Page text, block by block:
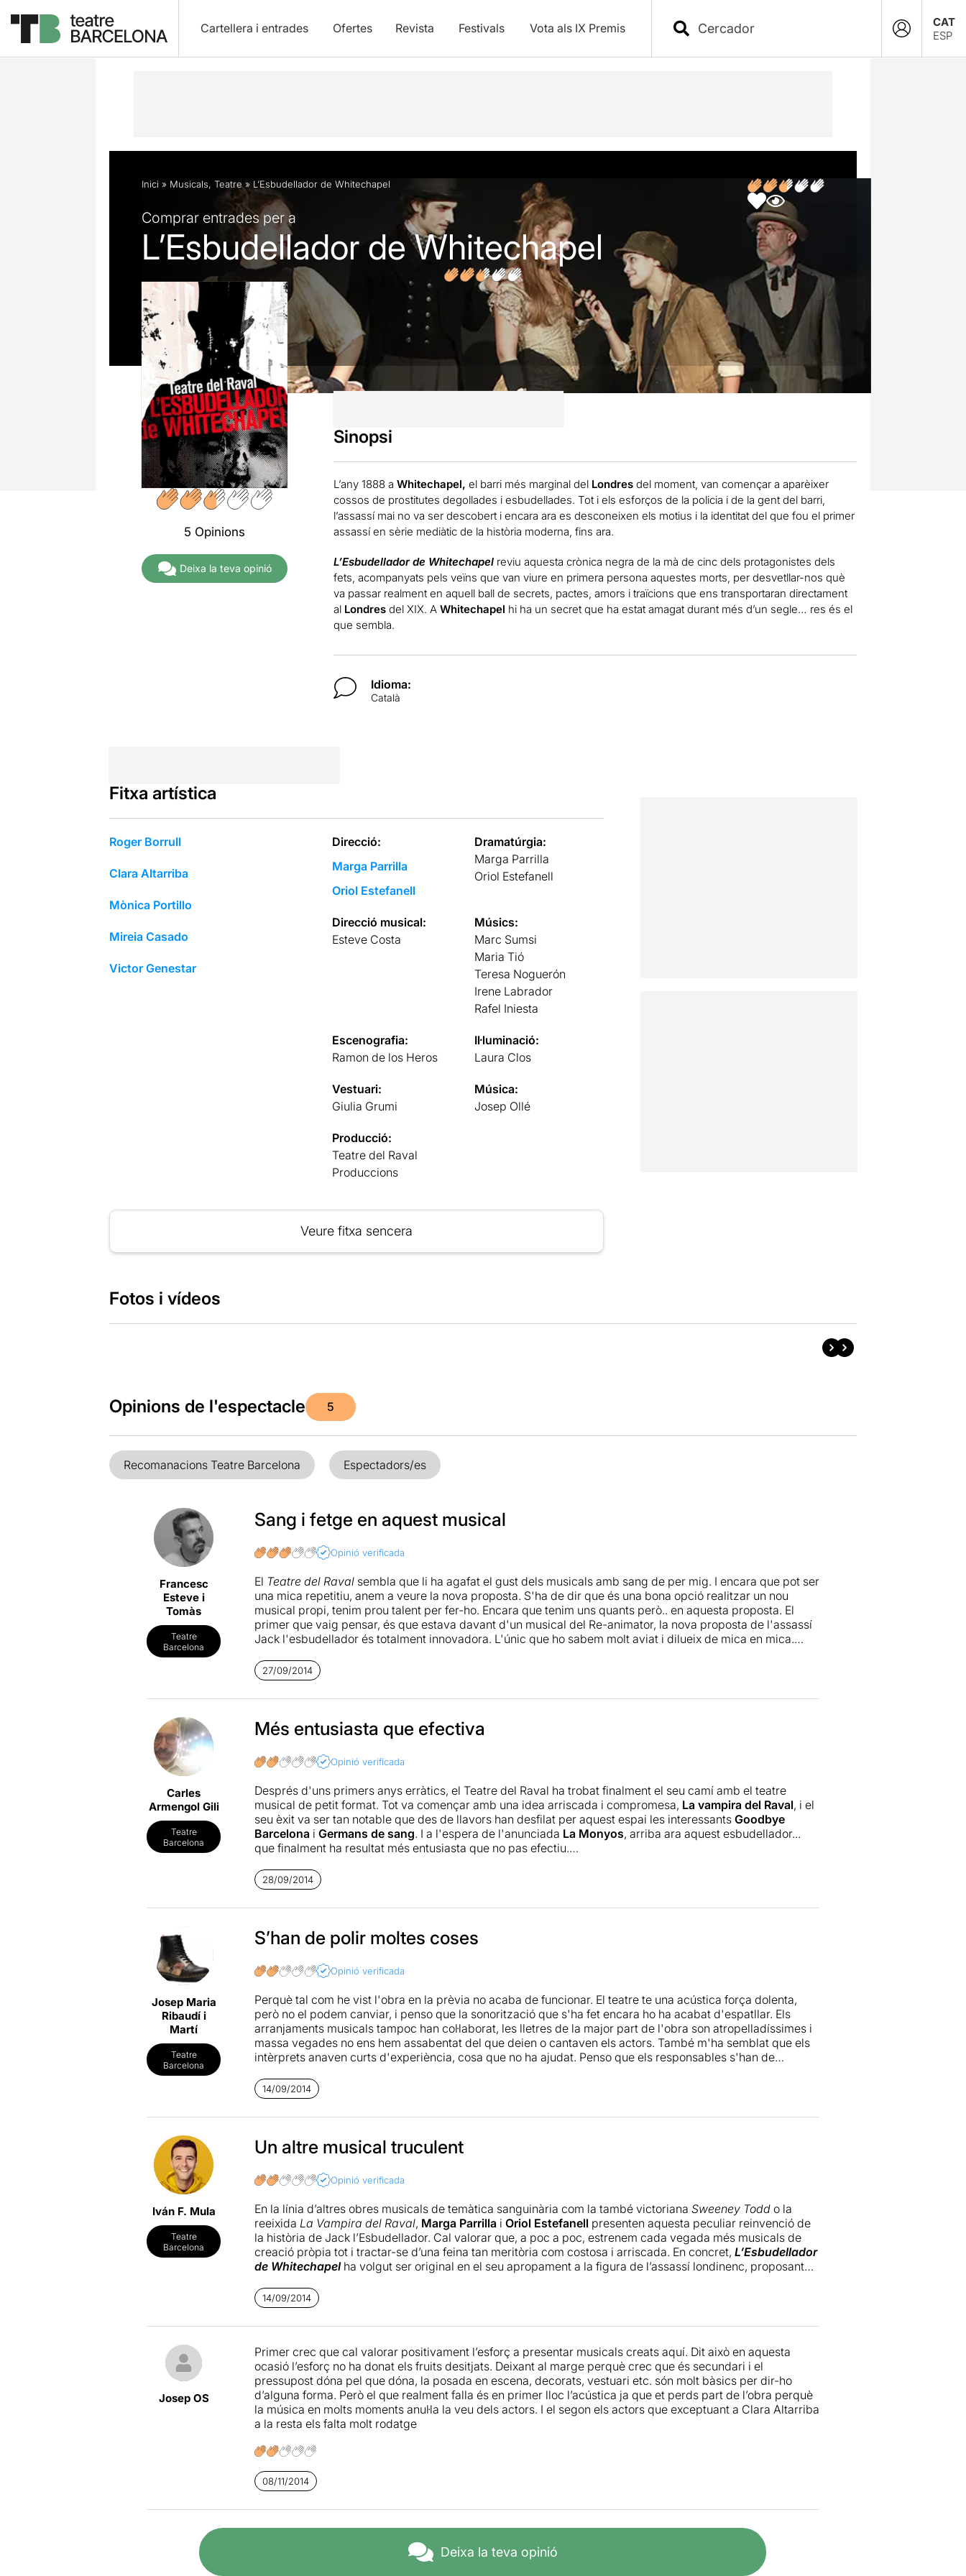
Cartellera i entrades Ofertes Revista Festivals Vota als IX Premis
CAT
ESP
Descripció Fitxa artística Fotos i vídeos Opinions Articles
Inici » Musicals, Teatre» L’Esbudellador de Whitechapel
Comprar entrades per a
L’Esbudellador de Whitechapel
5 Opinions
Deixa la teva opinió
Sinopsi
L’any 1888 a Whitechapel, el barri més marginal del Londresdel moment, van començar a aparèixer
cossos de prostitutes degollades i esbudellades. Tot i els esforços de la policia i de la gent del barri,
l’assassí mai no va ser descobert i encara ara es desconeixen els motius i la identitat del que fou el primer
assassí en sèrie mediàtic de la història moderna, fins ara.
L’Esbudellador de Whitechapelreviu aquesta crònica negra de la mà de cinc dels protagonistes dels
fets, acompanyats pels veïns que van viure en primera persona aquestes morts, per desvetllar-nos què
va passar realment en aquell ball de secrets, pactes, amors i traïcions que ens transportaran directament
al Londresdel XIX. A Whitechapel hi ha un secret que ha estat amagat durant més d’un segle… res és el
que sembla.
Idioma:
Català
Fitxa artística
Roger Borrull
Clara Altarriba
Mònica Portillo
Mireia Casado
Victor Genestar
Direcció:
Marga Parrilla
Oriol Estefanell
Dramatúrgia:
Marga Parrilla
Oriol Estefanell
Direcció musical:
Esteve Costa
Músics:
Marc Sumsi
Maria Tió
Teresa Noguerón
Irene Labrador
Rafel Iniesta
Escenografia:
Ramon de los Heros
Il·luminació:
Laura Clos
Vestuari:
Giulia Grumi
Música:
Josep Ollé
Producció:
Teatre del Raval
Produccions
Veure fitxa sencera
Fotos i vídeos
Opinions de l'espectacle 5
Recomanacions Teatre Barcelona Espectadors/es
Francesc
Esteve i
Tomàs
Teatre
Barcelona
Sang i fetge en aquest musical
Opinió verificada
El Teatre del Ravalsembla que li ha agafat el gust dels musicals amb sang de per mig. I encara que pot ser
una mica repetitiu, anem a veure la nova proposta. S'ha de dir que és una bona opció realitzar un nou
musical propi, tenim prou talent per fer-ho. Encara que tenim uns quants però.. en aquesta proposta. El
primer que vaig pensar, és que estava davant d'un musical del Re-animator, la nova proposta de l'assassí
Jack l'esbudellador és totalment innovadora. L'únic que ho sabem molt aviat i dilueix de mica en mica.
Ja ho han dit anteriorment, i una de les coses que falla en aquest musical és el volum que els músics tenen.
A vegades el piano i el clarinet tapen les veus dels cantants. I no deixen escoltar algunes de les cançons. I
no tenim cap cançó estrella, aquella que hem de sortir del teatre recordant-la durant una bona estona. Iara
27/09/2014
Carles
Armengol Gili
Teatre
Barcelona
Més entusiasta que efectiva
Opinió verificada
Després d'uns primers anys erràtics, el Teatre del Raval ha trobat finalment el seu camí amb el teatre
musical de petit format. Tot va començar amb una idea arriscada i compromesa, La vampira del Raval, i el
seu èxit va ser tan notable que des de llavors han desfilat per aquest espai les interessants Goodbye
Barcelona i Germans de sang. I a l'espera de l'anunciada La Monyos, arriba ara aquest esbudellador...
que finalment ha resultat més entusiasta que no pas efectiu.
No es pot passar per alt que muntar un musical a dia d'avui, amb la que està caient, és una tasca enorme i
d'entrada molt meritòria. Però un cop deixem aparcada aquesta consideració, val a dir que la proposta de
L'esbudellador de Whitechapelés pobra en molts aspectes. La música és més que acceptable i els actors
adequat, el text té una resolució pèssima i en moltes escenes es nota la falta d'experiència. No puc
aprovar, doncs, aquest musical fet amb més ganes que enginy. Un musical, en definitiva, que serveix per
seguir creant hàbit al teatre del Raval i sobretot per continuar un camí que de ben segur tornarà a portar
peces més que notables.
28/09/2014
Josep Maria
Ribaudí i
Martí
Teatre
Barcelona
S’han de polir moltes coses
Opinió verificada
Perquè tal com he vist l'obra en la prèvia no acaba de funcionar. El teatre te una acústica força dolenta,
però no el podem canviar, i penso que la sonorització que s'ha fet encara ho ha acabat d'espatllar. Els
arranjaments musicals tampoc han col·laborat, les lletres de la major part de l'obra son atropelladíssimes i
massa vegades no ens hem assabentat del que deien o cantaven els actors. També m'ha semblat que els
intèrprets anaven curts d'experiència, cosa que no ha ajudat. Penso que els responsables s'han de
14/09/2014
Iván F. Mula
Teatre
Barcelona
Un altre musical truculent
Opinió verificada
En la línia d’altres obres musicals de temàtica sanguinària com la també victoriana Sweeney Todd o la
reeixida La Vampira del Raval, Marga Parrilla i Oriol Estefanell presenten aquesta peculiar reinvenció de
la història de Jack l’Esbudellador. Cal valorar que, a poc a poc, estrenem cada vegada més musicals de
creació pròpia tot i tractar-se d’una feina tan meritòria com costosa i arriscada. En concret, L’Esbudellador
de Whitechapel ha volgut ser original en el seu apropament a la figura de l’assassí londinenc, proposant
portar la proposta una mica massa lluny, tornant-la enrevessada i inversemblant, tot i contenir alguna
entranyable referència a
perd la partida. No obstant això, musicalment, se’n surt millor. Conté cançons molt ben resoltes i els actors
seva depurada tècnica. Llàstima que la seva extensa durada faci que, en certs moments, decaigui el ritme i
l’interès, i les composicions de transició acabin per resultar pesades.
14/09/2014
Josep OS
Primer crec que cal valorar positivament l’esforç a presentar musicals creats aquí. Dit això en aquesta
ocasió l’esforç no ha donat els fruits desitjats. Deixant al marge perquè crec que és secundari i el
pressupost dóna pel que dóna, la posada en escena, decorats, vestuari etc. són molt bàsics per dir-ho
d’alguna forma. Però el que realment falla és en primer lloc l’acústica ja que et perds part de l’obra perquè
la música en molts moments anul·la la veu dels actors. I el segon els actors que exceptuant a Clara Altarriba
a la resta els falta molt rodatge
08/11/2014
Deixa la teva opinió